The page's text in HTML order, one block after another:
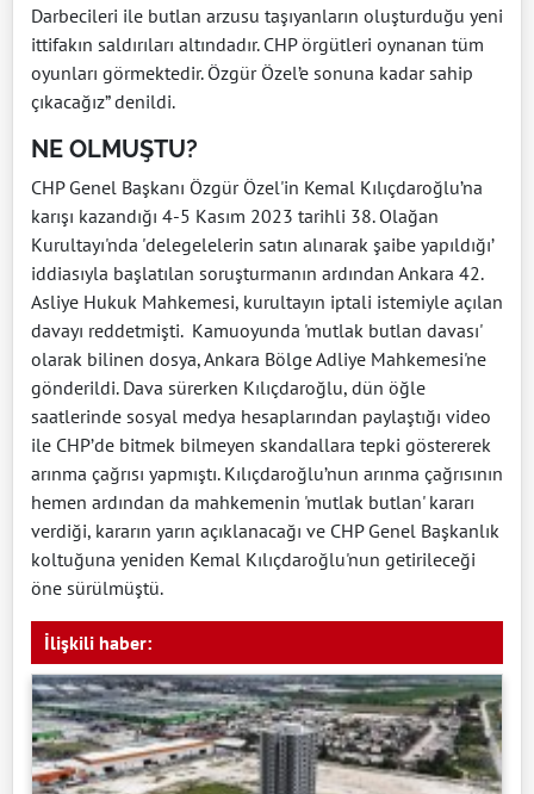
Darbecileri ile butlan arzusu taşıyanların oluşturduğu yeni
ittifakın saldırıları altındadır. CHP örgütleri oynanan tüm
oyunları görmektedir. Özgür Özel’e sonuna kadar sahip
çıkacağız” denildi.
NE OLMUŞTU?
CHP Genel Başkanı Özgür Özel'in Kemal Kılıçdaroğlu’na
karışı kazandığı 4-5 Kasım 2023 tarihli 38. Olağan
Kurultayı'nda 'delegelelerin satın alınarak şaibe yapıldığı’
iddiasıyla başlatılan soruşturmanın ardından Ankara 42.
Asliye Hukuk Mahkemesi, kurultayın iptali istemiyle açılan
davayı reddetmişti. Kamuoyunda 'mutlak butlan davası'
olarak bilinen dosya, Ankara Bölge Adliye Mahkemesi'ne
gönderildi. Dava sürerken Kılıçdaroğlu, dün öğle
saatlerinde sosyal medya hesaplarından paylaştığı video
ile CHP’de bitmek bilmeyen skandallara tepki göstererek
arınma çağrısı yapmıştı. Kılıçdaroğlu’nun arınma çağrısının
hemen ardından da mahkemenin 'mutlak butlan' kararı
verdiği, kararın yarın açıklanacağı ve CHP Genel Başkanlık
koltuğuna yeniden Kemal Kılıçdaroğlu'nun getirileceği
öne sürülmüştü.
İlişkili haber: